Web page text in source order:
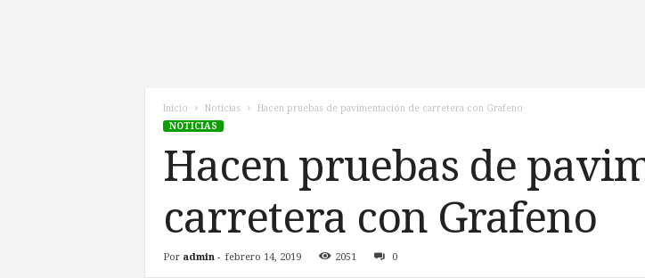
Inicio Noticias
Hacen pruebas de pavimentación de carretera con Grafeno
NOTICIAS
Hacen pruebas de
carretera con Grafeno
Por admin- febrero 14, 2019 2051 0